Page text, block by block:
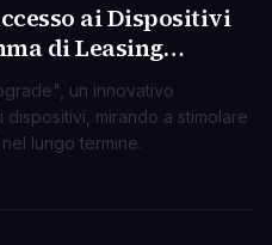
ai Dispositivi
di Leasing
un innovativo
mirando a stimolare
lungo termine.